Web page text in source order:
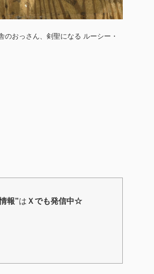
おっさん、剣聖になる ルーシー・
報”は Ｘでも発信中☆